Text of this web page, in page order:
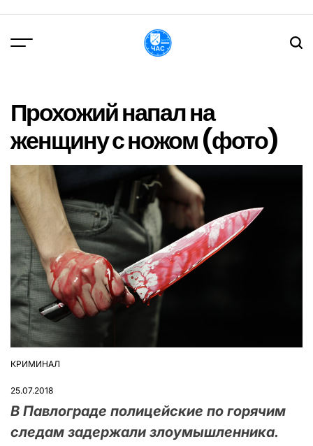
вмісту
Прохожий напал на
женщину с ножом (фото)
ОПУБЛІКУВАТИ
КРИМИНАЛ
25.07.2018
В Павлограде полицейские по горячим
следам задержали злоумышленника.